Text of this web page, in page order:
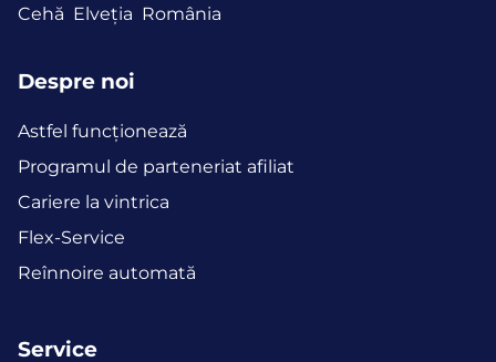
Cehă Elveția România
Despre noi
Astfel funcţionează
Programul de parteneriat afiliat
Cariere la vintrica
Flex-Service
Reînnoire automată
Service